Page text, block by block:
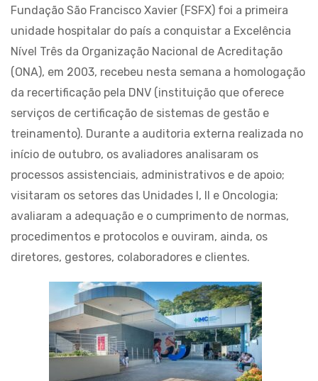
Fundação São Francisco Xavier (FSFX) foi a primeira
unidade hospitalar do país a conquistar a Excelência
Nível Três da Organização Nacional de Acreditação
(ONA), em 2003, recebeu nesta semana a homologação
da recertificação pela DNV (instituição que oferece
serviços de certificação de sistemas de gestão e
treinamento). Durante a auditoria externa realizada no
início de outubro, os avaliadores analisaram os
processos assistenciais, administrativos e de apoio;
visitaram os setores das Unidades I, II e Oncologia;
avaliaram a adequação e o cumprimento de normas,
procedimentos e protocolos e ouviram, ainda, os
diretores, gestores, colaboradores e clientes.